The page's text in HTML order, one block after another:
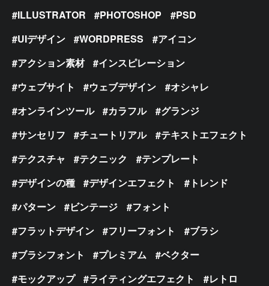
ILLUSTRATOR
PHOTOSHOP
PSD
UIデザイン
WORDPRESS
アイコン
アクション素材
インスピレーション
ウェブサイト
ウェブデザイン
オシャレ
オンラインツール
カラフル
グランジ
サンセリフ
チュートリアル
テキストエフェクト
テクスチャ
テクニック
テンプレート
デザインの種
デザインエフェクト
トレンド
パターン
ビンテージ
フォント
フラットデザイン
フリーフォント
ブラシ
ブラシフォント
プレミアム
ベクター
モックアップ
ライティングエフェクト
レトロ